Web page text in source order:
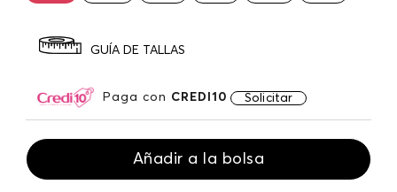
GUÍA DE TALLAS
Paga con CREDI10 Solicitar
Añadir a la bolsa